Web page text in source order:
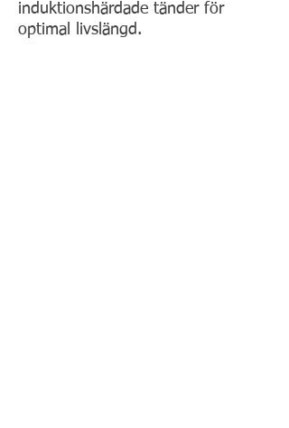
induktionshärdade tänder för
optimal livslängd.